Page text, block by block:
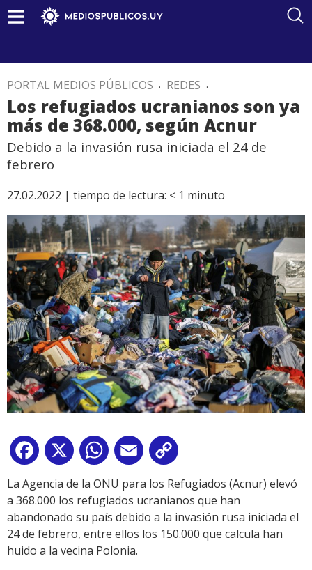
PORTAL MEDIOS PÚBLICOS . REDES .
Los refugiados ucranianos son ya
más de 368.000, según Acnur
Debido a la invasión rusa iniciada el 24 de
febrero
27.02.2022 | tiempo de lectura: < 1 minuto
Facebook
X WhatsApp
Email
Link
La Agencia de la ONU para los Refugiados (Acnur) elevó
a 368.000 los refugiados ucranianos que han
abandonado su país debido a la invasión rusa iniciada el
24 de febrero, entre ellos los 150.000 que calcula han
huido a la vecina Polonia.